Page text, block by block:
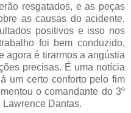
resgatados, e as peças
as causas do acidente,
positivos e isso nos
foi bem conduzido,
agora é tirarmos a angústia
precisas. É uma notícia
um certo conforto pelo fim
o comandante do 3º
Dantas.